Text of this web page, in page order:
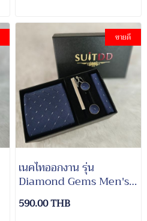
ขายดี
เนคไทออกงาน รุ่น
Diamond Gems Men's
Necktie
590.00 THB